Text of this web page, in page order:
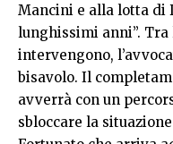
Mancini e alla lotta di
lunghissimi anni”.
intervengono,
bisavolo. Il
avverrà con un
sbloccare la